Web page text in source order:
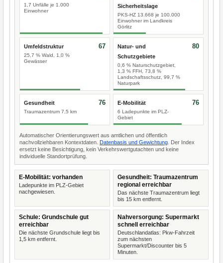
1,7 Unfälle je 1.000
Einwohner
Sicherheitslage
PKS-HZ 13.668 je 100.000
Einwohner im Landkreis
Görlitz
Umfeldstruktur
25,7 % Wald, 1,0 %
Gewässer
67
Natur- und
Schutzgebiete
0,6 % Naturschutzgebiet,
1,3 % FFH, 73,8 %
Landschaftsschutz, 99,7 %
Naturpark
80
Gesundheit
Traumazentrum 7,5 km
76 E-Mobilität
6 Ladepunkte im PLZ-
Gebiet
76
Automatischer Orientierungswert aus amtlichen und öffentlich
nachvollziehbaren Kontextdaten. Datenbasis und Gewichtung . Der Index
ersetzt keine Besichtigung, kein Verkehrswertgutachten und keine
individuelle Standortprüfung.
E-Mobilität: vorhanden
Ladepunkte im PLZ-Gebiet
nachgewiesen.
Gesundheit: Traumazentrum
regional erreichbar
Das nächste Traumazentrum liegt
bis 15 km entfernt.
Schule: Grundschule gut
erreichbar
Die nächste Grundschule liegt bis
1,5 km entfernt.
Nahversorgung: Supermarkt
schnell erreichbar
Deutschlandatlas: Pkw-Fahrzeit
zum nächsten
Supermarkt/Discounter bis 5
Minuten.